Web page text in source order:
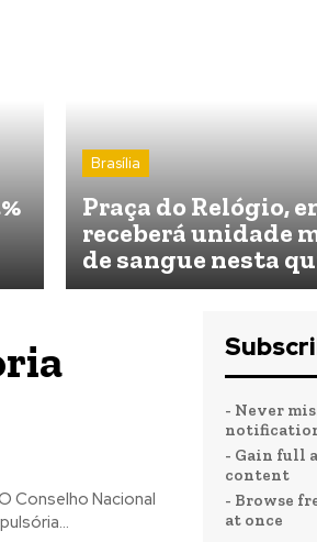
Brasília
Praça do Relógio,
receberá unidade
de sangue nesta
Conselho Nacional
- Never
- Gain full
content
- Browse
at once